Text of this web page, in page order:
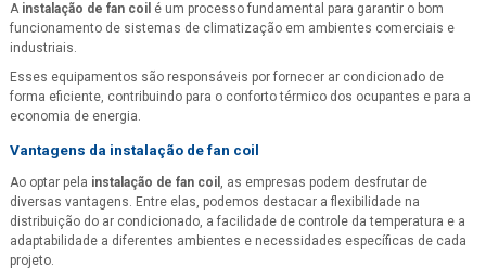
A instalação de fan coil é um processo fundamental para garantir o bom
funcionamento de sistemas de climatização em ambientes comerciais e
industriais.
Esses equipamentos são responsáveis por fornecer ar condicionado de
forma eficiente, contribuindo para o conforto térmico dos ocupantes e para a
economia de energia.
Vantagens da instalação de fan coil
Ao optar pela instalação de fan coil , as empresas podem desfrutar de
diversas vantagens. Entre elas, podemos destacar a flexibilidade na
distribuição do ar condicionado, a facilidade de controle da temperatura e a
adaptabilidade a diferentes ambientes e necessidades específicas de cada
projeto.